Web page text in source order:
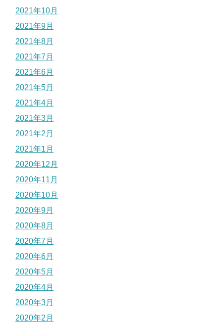
2021年10月
2021年9月
2021年8月
2021年7月
2021年6月
2021年5月
2021年4月
2021年3月
2021年2月
2021年1月
2020年12月
2020年11月
2020年10月
2020年9月
2020年8月
2020年7月
2020年6月
2020年5月
2020年4月
2020年3月
2020年2月